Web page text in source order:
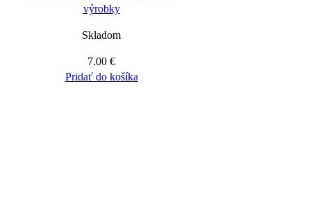
výrobky
Skladom
7.00 €
Pridať do košíka